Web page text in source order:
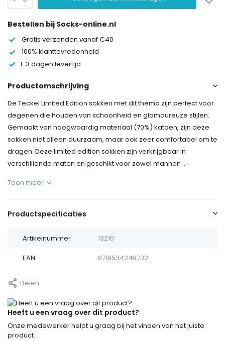
Bestellen bij Socks-online.nl
Gratis verzenden vanaf €40
100% klanttevredenheid
1-3 dagen levertijd
Productomschrijving
De Teckel Limited Edition sokken met dit thema zijn perfect voor
degenen die houden van schoonheid en glamoureuze stijlen.
Gemaakt van hoogwaardig materiaal (70%) katoen, zijn deze
sokken niet alleen duurzaam, maar ook zeer comfortabel om te
dragen. Deze limited edition sokken zijn verkrijgbaar in
verschillende maten en geschikt voor zowel mannen ...
Toon meer
Productspecificaties
Artikelnummer 13210
EAN 8719534249732
Delen
Heeft u een vraag over dit product?
Onze medewerker helpt u graag bij het vinden van het juiste
product.